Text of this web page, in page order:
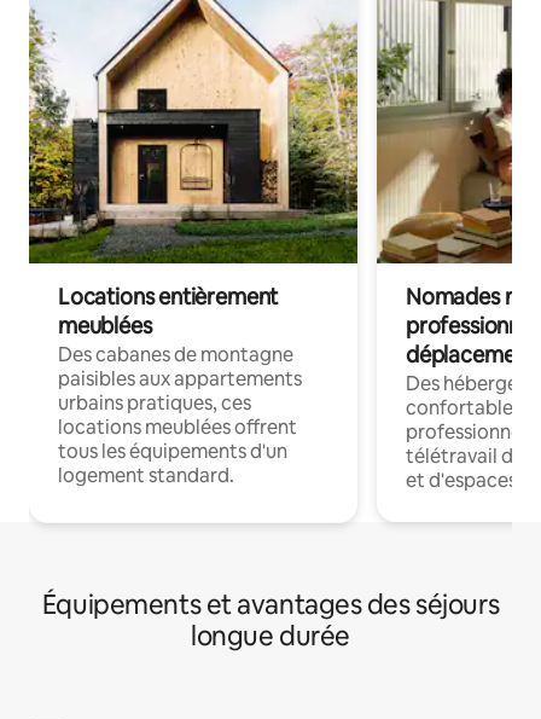
Locations entièrement
meublées
Des cabanes de montagne
paisibles aux appartements
urbains pratiques, ces
locations meublées offrent
tous les équipements d'un
logement standard.
Nomades
déplacement
Des
confortables
professionnels
télétravail
et d'espaces
Équipements et avantages des séjours
longue durée